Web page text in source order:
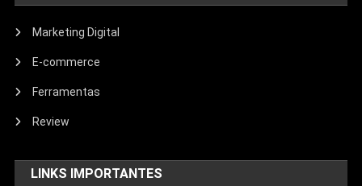
Marketing Digital
E-commerce
Ferramentas
Review
LINKS IMPORTANTES